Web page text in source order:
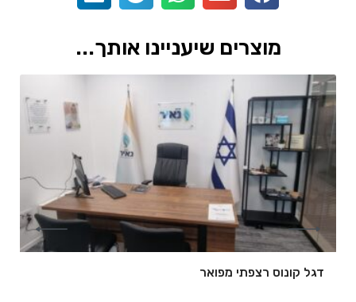
מוצרים שיעניינו אותך...
דגל קונוס רצפתי מפואר